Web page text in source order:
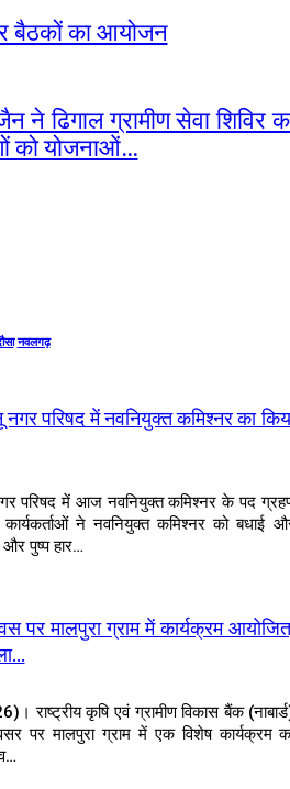
बैठकों का आयोजन
ने ढिगाल ग्रामीण सेवा शिविर
को योजनाओं…
नवलगढ़
परिषद में नवनियुक्त कमिश्नर का
परिषद में आज नवनियुक्त कमिश्नर के पद
ने नवनियुक्त कमिश्नर को बधाई
पुष्प हार…
पर मालपुरा ग्राम में कार्यक्रम
राष्ट्रीय कृषि एवं ग्रामीण विकास बैंक
पर मालपुरा ग्राम में एक विशेष कार्यक्रम